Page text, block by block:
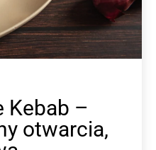
Kebab –
otwarcia,